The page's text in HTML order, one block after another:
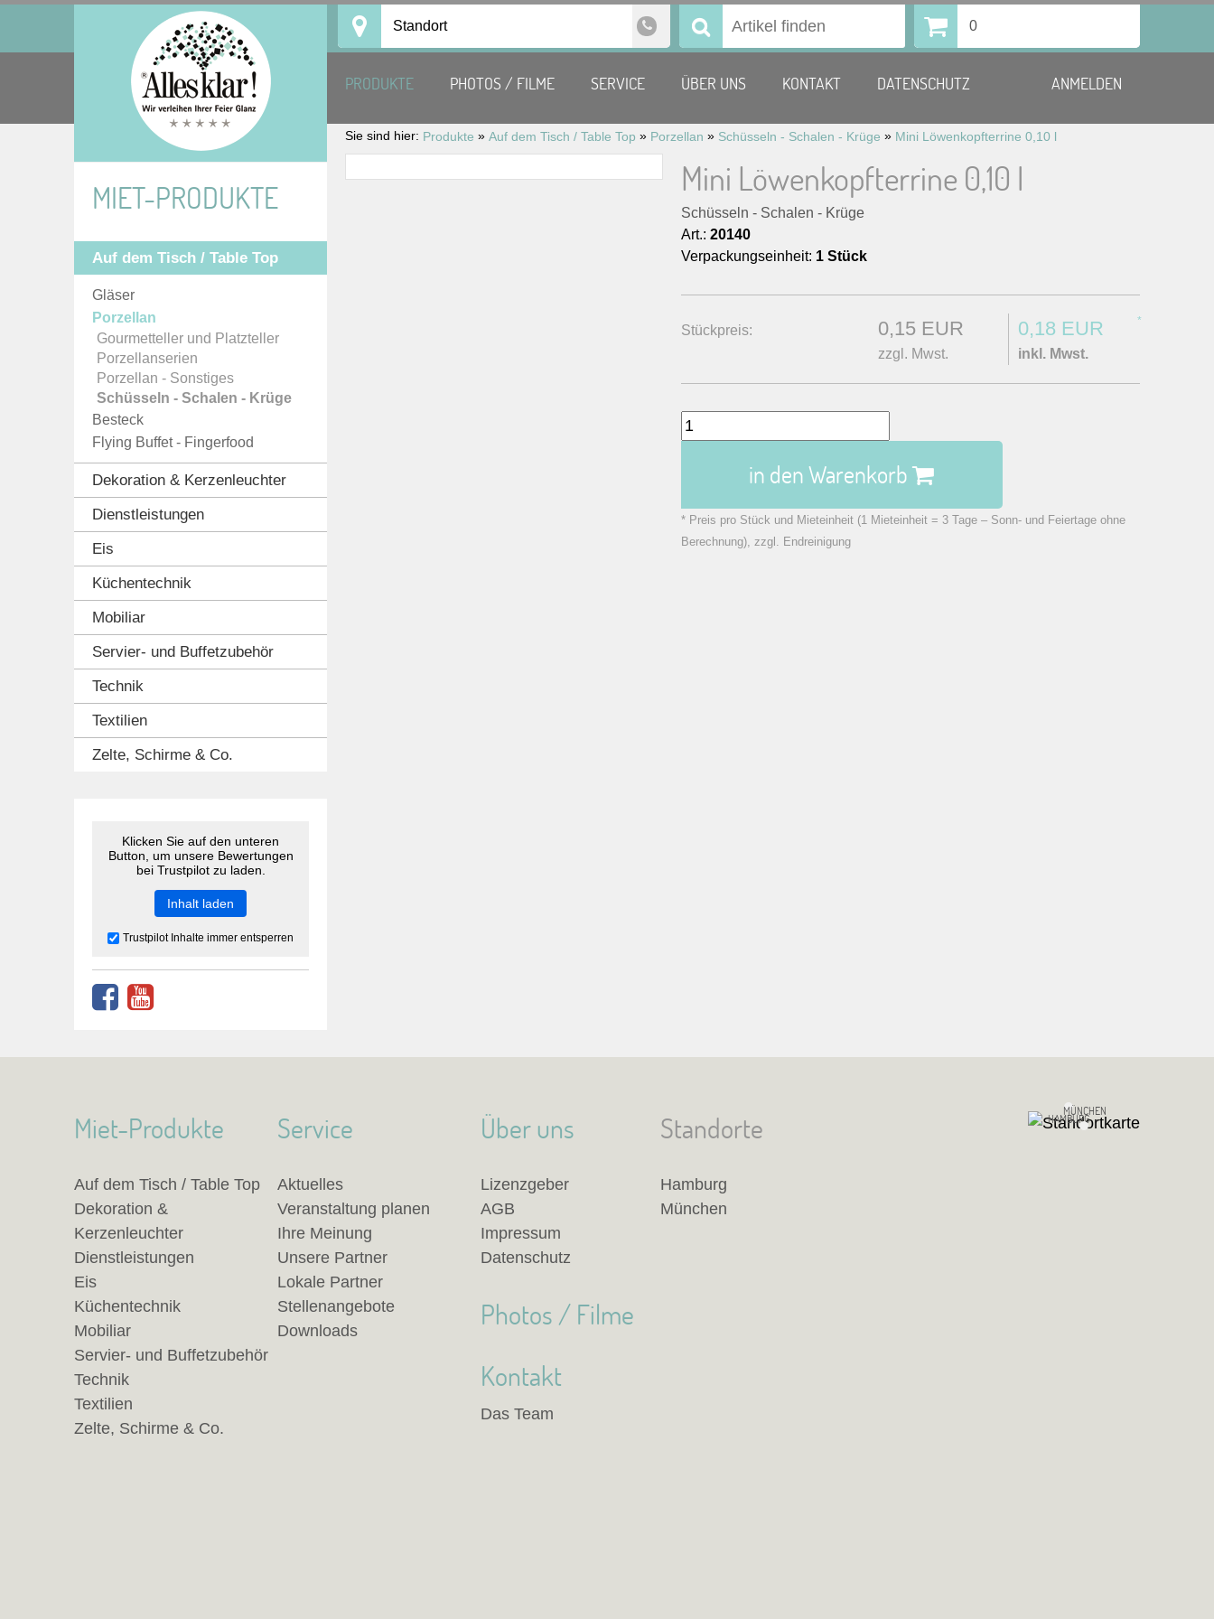
Standort Suchen 0
PRODUKTE PHOTOS / FILME SERVICE ÜBER UNS KONTAKT DATENSCHUTZ ANMELDEN
Sie sind hier: Produkte » Auf dem Tisch / Table Top » Porzellan » Schüsseln - Schalen - Krüge » Mini Löwenkopfterrine 0,10 l
Mini Löwenkopfterrine 0,10 l
Schüsseln - Schalen - Krüge
Art.: 20140
Verpackungseinheit: 1 Stück
Stückpreis: 0,15 EUR
zzgl. Mwst.
0,18 EUR *
inkl. Mwst.
in den Warenkorb
* Preis pro Stück und Mieteinheit (1 Mieteinheit = 3 Tage – Sonn- und Feiertage ohne
Berechnung), zzgl. Endreinigung
MIET-PRODUKTE
Auf dem Tisch / Table Top
Gläser
Porzellan
Gourmetteller und Platzteller
Porzellanserien
Porzellan - Sonstiges
Schüsseln - Schalen - Krüge
Besteck
Flying Buffet - Fingerfood
Dekoration & Kerzenleuchter
Dienstleistungen
Eis
Küchentechnik
Mobiliar
Servier- und Buffetzubehör
Technik
Textilien
Zelte, Schirme & Co.
Klicken Sie auf den unteren
Button, um unsere Bewertungen
bei Trustpilot zu laden.
Inhalt laden
Trustpilot Inhalte immer entsperren
Standorte
Hamburg
München
HAMBURG
MÜNCHEN
Miet-Produkte
Auf dem Tisch / Table Top
Dekoration &
Kerzenleuchter
Dienstleistungen
Eis
Küchentechnik
Mobiliar
Servier- und Buffetzubehör
Technik
Textilien
Zelte, Schirme & Co.
Service
Aktuelles
Veranstaltung planen
Ihre Meinung
Unsere Partner
Lokale Partner
Stellenangebote
Downloads
Über uns
Lizenzgeber
AGB
Impressum
Datenschutz
Photos / Filme
Kontakt
Das Team